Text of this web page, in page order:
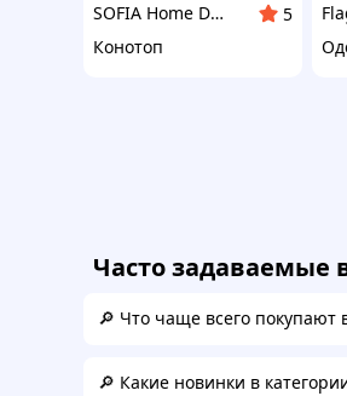
SOFIA Home Design
5
Конотоп
Часто задаваемые
🔎 Что чаще всего покупают
🔎 Какие новинки в